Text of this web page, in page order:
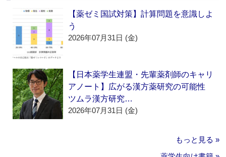
【薬ゼミ国試対策】計算問題を意識しよ
う
2026年07月31日 (金)
【日本薬学生連盟・先輩薬剤師のキャリ
アノート】広がる漢方薬研究の可能性
ツムラ漢方研究…
2026年07月31日 (金)
もっと見る »